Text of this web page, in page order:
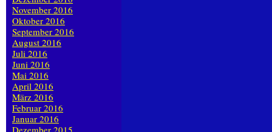
November 2016
Oktober 2016
September 2016
August 2016
Juli 2016
Juni 2016
Mai 2016
April 2016
März 2016
Februar 2016
Januar 2016
Dezember 2015